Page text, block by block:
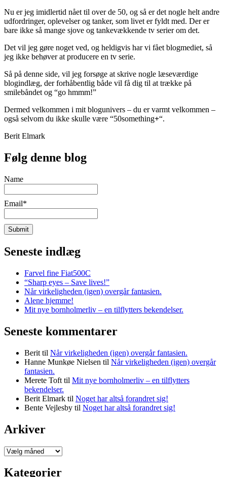
Nu er jeg imidlertid nået til over de 50, og så er det nogle helt andre
udfordringer, oplevelser og tanker, som livet er fyldt med. Der er
bare ikke så mange sjove og tankevækkende tv serier om det.
Det vil jeg gøre noget ved, og heldigvis har vi fået blogmediet, så
jeg ikke behøver at producere en tv serie.
Så på denne side, vil jeg forsøge at skrive nogle læseværdige
blogindlæg, der forhåbentlig både vil få dig til at trække på
smilebåndet og “go hmmm!”
Dermed velkommen i mit blogunivers – du er varmt velkommen –
også selvom du ikke skulle være “50something+“.
Berit Elmark
Følg denne blog
Name
Email*
Seneste indlæg
Farvel fine Fiat500C
“Sharp eyes – Save lives!”
Når virkeligheden (igen) overgår fantasien.
Alene hjemme!
Mit nye bornholmerliv – en tilflytters bekendelser.
Seneste kommentarer
Berit til Når virkeligheden (igen) overgår fantasien.
Hanne Munkøe Nielsen til Når virkeligheden (igen) overgår
fantasien.
Merete Toft til Mit nye bornholmerliv – en tilflytters
bekendelser.
Berit Elmark til Noget har altså forandret sig!
Bente Vejlesby til Noget har altså forandret sig!
Arkiver
Arkiver
Kategorier